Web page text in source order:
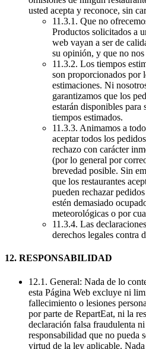
usted acepta y reconoce, sin
11.3.1. Que no
Productos solicitados a
web vayan a ser de
su opinión, y que no
11.3.2. Los tiempos
son proporcionados por
estimaciones. Ni
garantizamos que los
estarán disponibles para
tiempos estimados.
11.3.3. Animamos a
aceptar todos los
rechazo con carácter
(por lo general por
brevedad posible. Sin
que los restaurantes
pueden rechazar
estén demasiado
meteorológicas o por
11.3.4. Las
derechos legales contra
12. RESPONSABILIDAD
12.1. General: Nada de lo
esta Página Web excluye ni
fallecimiento o lesiones
por parte de RepartEat, ni la
declaración falsa fraudulenta
responsabilidad que no pueda
virtud de la ley aplicable.